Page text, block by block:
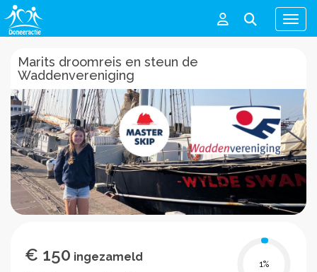
Menu
Marits droomreis en steun de
Waddenvereniging
€ 150 ingezameld
1%